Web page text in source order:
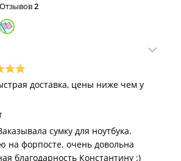
Отзывов2
доставка, цены ниже чем у
сумку для ноутбука.
на форпосте. очень довольна
благодарность Константину :)